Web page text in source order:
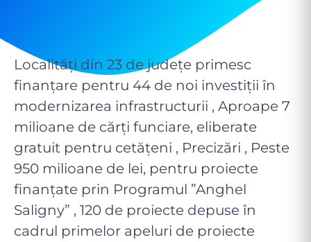
Localități din 23 de județe primesc
finanțare pentru 44 de noi investiții în
modernizarea infrastructurii , Aproape 7
milioane de cărți funciare, eliberate
gratuit pentru cetățeni , Precizări , Peste
950 milioane de lei, pentru proiecte
finanțate prin Programul ”Anghel
Saligny” , 120 de proiecte depuse în
cadrul primelor apeluri de proiecte